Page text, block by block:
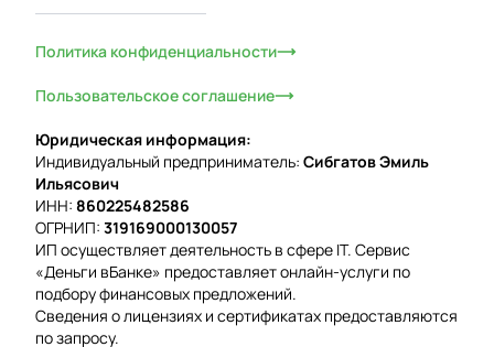
Политика конфиденциальности
Пользовательское соглашение
Юридическая информация:
Индивидуальный предприниматель: Сибгатов Эмиль
Ильясович
ИНН: 860225482586
ОГРНИП: 319169000130057
ИП осуществляет деятельность в сфере IT. Сервис
«Деньги вБанке» предоставляет онлайн-услуги по
подбору финансовых предложений.
Сведения о лицензиях и сертификатах предоставляются
по запросу.